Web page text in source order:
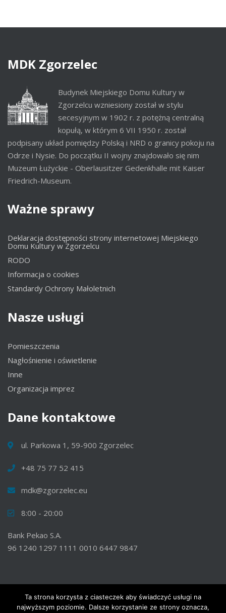
MDK Zgorzelec
Budynek Miejskiego Domu Kultury w
Zgorzelcu wzniesiony został w stylu
secesyjnym w 1902 r. z potężną centralną
kopułą, w którym 6 VII 1950 r. został
podpisany układ pomiędzy Polską i NRD o granicy pokoju na
Odrze i Nysie. Do początku II wojny znajdowało się nim
Muzeum Łużyckie - Oberlausitzer Gedenkhalle mit Kaiser
Friedrich-Museum.
Ważne sprawy
Deklaracja dostępności strony internetowej Miejskiego
Domu Kultury w Zgorzelcu
RODO
Informacja o cookies
Standardy Ochrony Małoletnich
Nasze usługi
Pomieszczenia
Nagłośnienie i oświetlenie
Inne
Organizacja imprez
Dane kontaktowe
ul. Parkowa 1, 59-900 Zgorzelec
+48 75 77 52 415
mdk@zgorzelec.eu
8:00 - 20:00
Bank Pekao S.A.
96 1240 1297 1111 0010 6447 9847
© 2020 Wszelkie prawa zastrzeżone. Miejski Dom Kultury w
Ta strona korzysta z ciasteczek aby świadczyć usługi na
najwyższym poziomie. Dalsze korzystanie ze strony oznacza,